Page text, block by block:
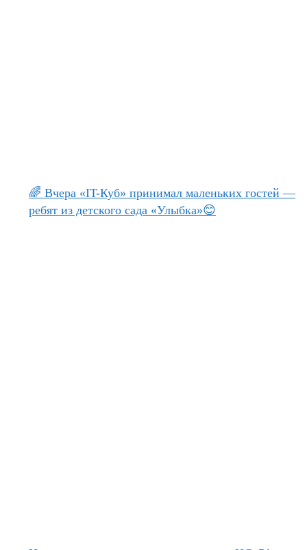
🌈 Вчера «IT-Куб» принимал маленьких гостей —
ребят из детского сада «Улыбка»😊